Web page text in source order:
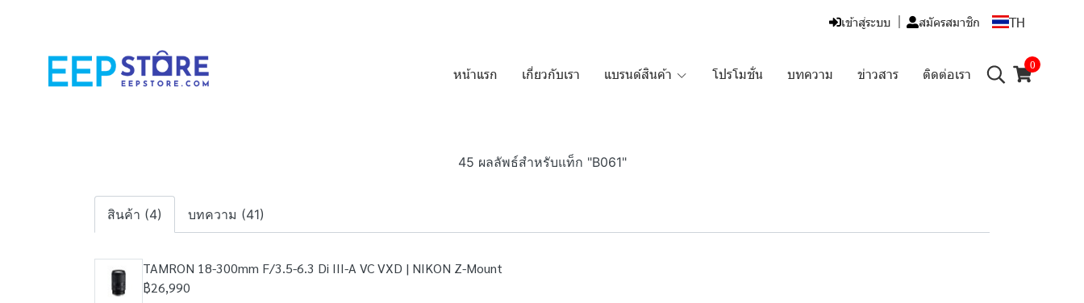
เข้าสู่ระบบ สมัครสมาชิก TH
หน้าแรก เกี่ยวกับเรา แบรนด์สินค้า โปรโมชั่น บทความ ข่าวสาร ติดต่อเรา
0
45 ผลลัพธ์สำหรับแท็ก "B061"
สินค้า (4) บทความ (41)
TAMRON 18-300mm F/3.5-6.3 Di III-A VC VXD | NIKON Z-Mount
฿26,990